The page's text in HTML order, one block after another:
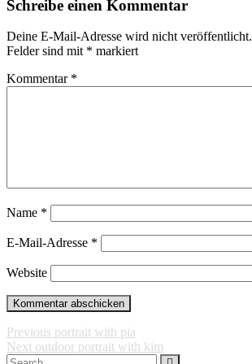
Schreibe einen Kommentar
Deine E-Mail-Adresse wird nicht veröffentlicht.
Felder sind mit * markiert
Kommentar *
Name *
E-Mail-Adresse *
Website
Beitragsnavigation
Previous Previous
post:
portrait with pia
Next Next
post:
outdoor portrait with kim
Search